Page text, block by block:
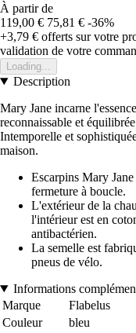
À partir de
119,00 € 75,81 € -36%
+3,79 € offerts sur votre
validation de votre
Loading...
Description
Mary Jane incarne
reconnaissable et
Intemporelle et
maison.
Escarpins Mary
fermeture à boucle.
L'extérieur de la
l'intérieur est en
antibactérien.
La semelle est
pneus de vélo.
Informations
Marque
Flabelus
Couleur
bleu